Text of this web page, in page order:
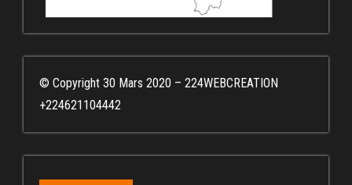
© Copyright 30 Mars 2020 – 224WEBCREATION
+224621104442